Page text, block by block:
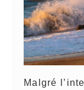
Malgré